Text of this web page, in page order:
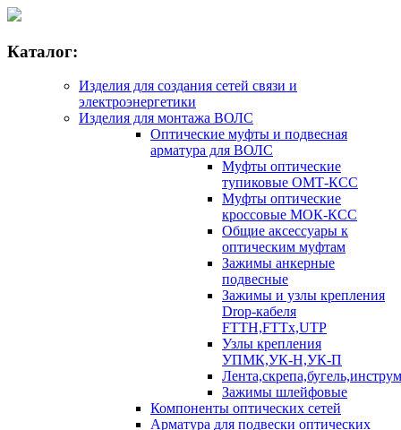
Каталог:
Изделия для создания сетей связи и
электроэнергетики
Изделия для монтажа ВОЛС
Оптические муфты и подвесная
арматура для ВОЛС
Муфты оптические
тупиковые ОМТ-КСС
Муфты оптические
кроссовые МОК-КСС
Общие аксессуары к
оптическим муфтам
Зажимы анкерные
подвесные
Зажимы и узлы крепления
Drop-кабеля
FTTH,FTTx,UTP
Узлы крепления
УПМК,УК-Н,УК-П
Зажимы шлейфовые
Компоненты оптических сетей
Арматура для подвески оптических